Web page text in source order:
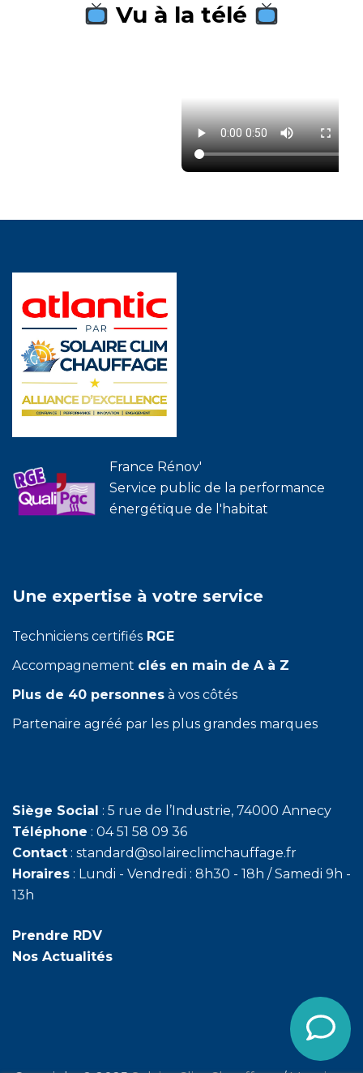
Vu à la télé
France Rénov'
Service public de la performance
énergétique de l'habitat
Une expertise à votre service
Techniciens certifiés RGE
Accompagnement clés en main de A à Z
Plus de 40 personnes à vos côtés
Partenaire agréé par les plus grandes marques
Siège Social : 5 rue de l’Industrie, 74000 Annecy
Téléphone : 04 51 58 09 36
Contact : standard@solaireclimchauffage.fr
Horaires : Lundi - Vendredi : 8h30 - 18h / Samedi 9h -
13h
Prendre RDV
Nos Actualités